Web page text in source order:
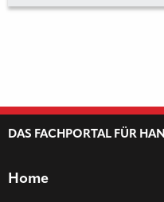
DAS FACHPORTAL FÜR
Home